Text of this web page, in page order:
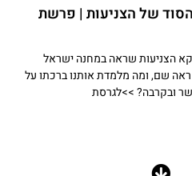
של הצניעות | פרשת
הצניעות שראה במחנה ישראל
שם, ומה מלמדת אותנו ברכתו על
ובקרבה? >>לגרסת